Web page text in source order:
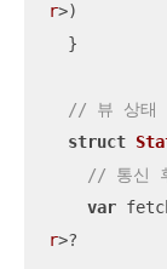
r>)
// 뷰 상태
struct
// 통신
var
r>?